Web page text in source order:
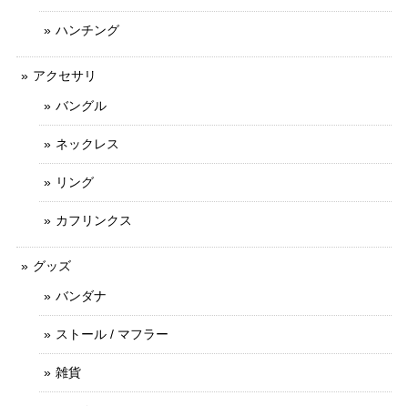
ハンチング
アクセサリ
バングル
ネックレス
リング
カフリンクス
グッズ
バンダナ
ストール / マフラー
雑貨